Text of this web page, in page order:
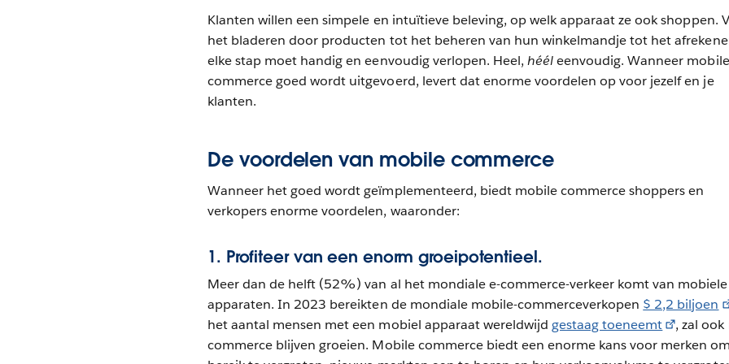
Klanten willen een simpele en intuïtieve beleving, op welk apparaat ze ook shoppen.
het bladeren door producten tot het beheren van hun winkelmandje tot het
elke stap moet handig en eenvoudig verlopen. Heel, hééleenvoudig. Wanneer mobile
commerce goed wordt uitgevoerd, levert dat enorme voordelen op voor jezelf en je
klanten.
De voordelen van mobile commerce
Wanneer het goed wordt geïmplementeerd, biedt mobile commerce shoppers en
verkopers enorme voordelen, waaronder:
1. Profiteer van een enorm groeipotentieel.
Meer dan de helft (52%) van al het mondiale e-commerce-verkeer komt van mobiele
apparaten. In 2023 bereikten de mondiale mobile-commerceverkopen $ 2,2 biljoen
het aantal mensen met een mobiel apparaat wereldwijdgestaag toeneemt
, zal ook
commerce blijven groeien. Mobile commerce biedt een enorme kans voor merken